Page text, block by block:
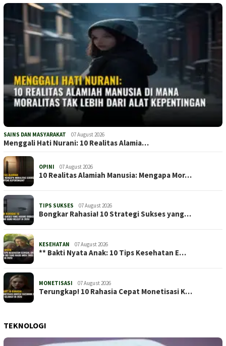
SAINS DAN MASYARAKAT 07 August 2026
Menggali Hati Nurani: 10 Realitas Alamia…
OPINI 07 August 2026
10 Realitas Alamiah Manusia: Mengapa Mor…
TIPS SUKSES 07 August 2026
Bongkar Rahasia! 10 Strategi Sukses yang…
KESEHATAN 07 August 2026
** Bakti Nyata Anak: 10 Tips Kesehatan E…
MONETISASI 07 August 2026
Terungkap! 10 Rahasia Cepat Monetisasi K…
TEKNOLOGI